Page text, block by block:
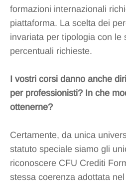
formazioni internazionali
piattaforma. La scelta dei
invariata per tipologia con le
percentuali richieste.
I vostri corsi danno anche
per professionisti? In che
ottenerne?
Certamente, da unica
statuto speciale siamo gli
riconoscere CFU Crediti
stessa coerenza adottata